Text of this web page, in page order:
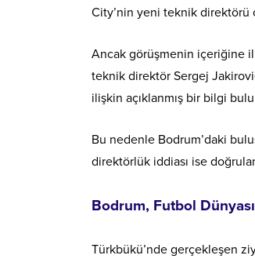
City’nin yeni teknik direktörü
Ancak görüşmenin içeriğine
teknik direktör Sergej
ilişkin açıklanmış bir bilgi
Bu nedenle Bodrum’daki
direktörlük iddiası ise
Bodrum, Futbol
Türkbükü’nde gerçekleşen